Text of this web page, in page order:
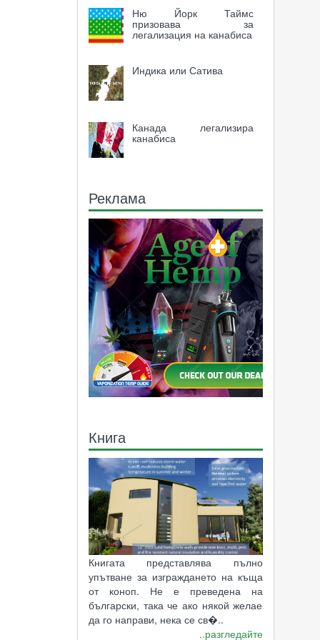
Ню Йорк Таймс
призовава за
легализация на канабиса
Индика или Сатива
Канада легализира
канабиса
Реклама
Книга
Книгата представлява пълно
упътване за изграждането на къща
от коноп. Не е преведена на
български, така че ако някой желае
да го направи, нека се св�..
..разгледайте